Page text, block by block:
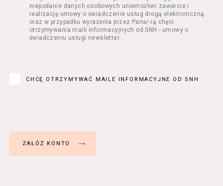
których zasady świadczenia w zakresie
nieuregulowanym w Regulaminie precyzują
odrębne regulaminy,
przetwarzania przez Usługodawcę danych
następujące Usługi:
nabycia Biletów i Karnetów oraz
niepodanie danych osobowych uniemożliwi zawarcie i
realizację umowy o świadczenie usług drogą elektroniczną
oraz w przypadku wyrażenia przez Pana/-ią chęci
otrzymywania maili informacyjnych od SNH - umowy o
świadczeniu usługi newsletter.
CHCĘ OTRZYMYWAĆ MAILE INFORMACYJNE OD SNH